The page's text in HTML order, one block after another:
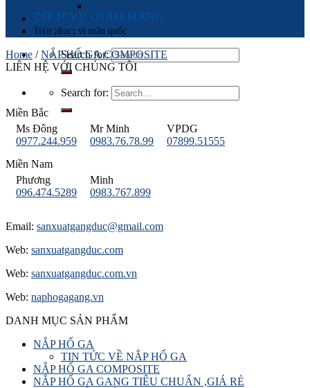
DỊCH VỤ GIAO HÀNG
Trên phạm vi toàn quốc
Search for:
Search for:
Dự Án Tiêu Biểu
LIÊN HỆ
Home / NẮP HỐ GA COMPOSITE
LIÊN HỆ VỚI CHÚNG TÔI
Miền Bắc
Ms Đông
0977.244.959
Mr Minh
0983.76.78.99
VPDG
07899.51555
Miền Nam
Phương
096.474.5289
Minh
0983.767.899
Email: sanxuatgangduc@gmail.com
Web: sanxuatgangduc.com
Web: sanxuatgangduc.com.vn
Web: naphogagang.vn
DANH MỤC SẢN PHẨM
NẮP HỐ GA
TIN TỨC VỀ NẮP HỐ GA
NẮP HỐ GA COMPOSITE
NẮP HỐ GA GANG TIÊU CHUẨN ,GIÁ RẺ